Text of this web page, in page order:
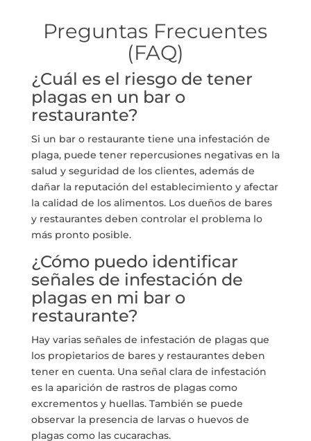
Preguntas Frecuentes
(FAQ)
¿Cuál es el riesgo de tener
plagas en un bar o
restaurante?
Si un bar o restaurante tiene una infestación de
plaga, puede tener repercusiones negativas en la
salud y seguridad de los clientes, además de
dañar la reputación del establecimiento y afectar
la calidad de los alimentos. Los dueños de bares
y restaurantes deben controlar el problema lo
más pronto posible.
¿Cómo puedo identificar
señales de infestación de
plagas en mi bar o
restaurante?
Hay varias señales de infestación de plagas que
los propietarios de bares y restaurantes deben
tener en cuenta. Una señal clara de infestación
es la aparición de rastros de plagas como
excrementos y huellas. También se puede
observar la presencia de larvas o huevos de
plagas como las cucarachas.